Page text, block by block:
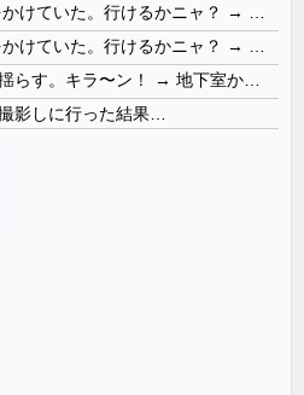
影しに行った結果…